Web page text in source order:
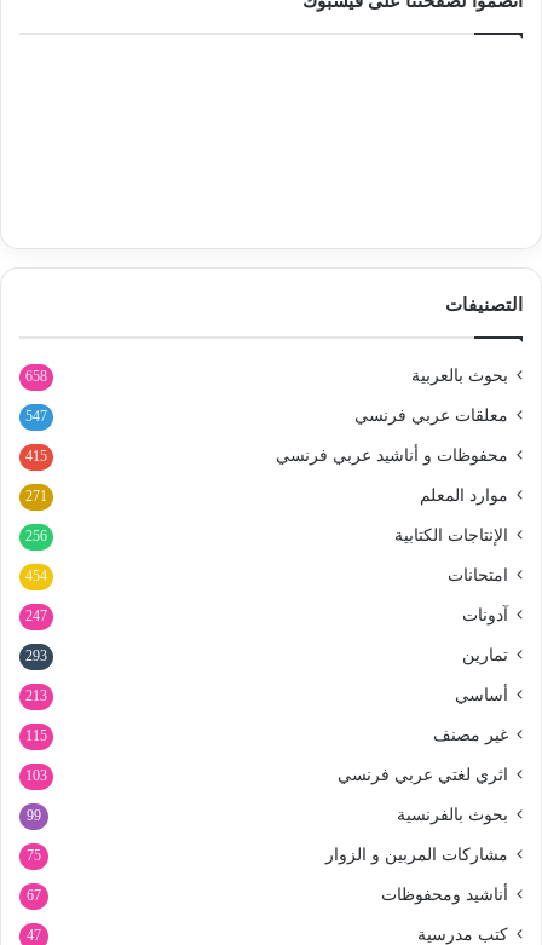
التصنيفات
بحوث بالعربية 658
معلقات عربي فرنسي 547
محفوظات و أناشيد عربي فرنسي 415
موارد المعلم 271
الإنتاجات الكتابية 256
امتحانات 454
آدونات 247
تمارين 293
أساسي 213
غير مصنف 115
اثري لغتي عربي فرنسي 103
بحوث بالفرنسية 99
مشاركات المربين و الزوار 75
أناشيد ومحفوظات 67
كتب مدرسية 47